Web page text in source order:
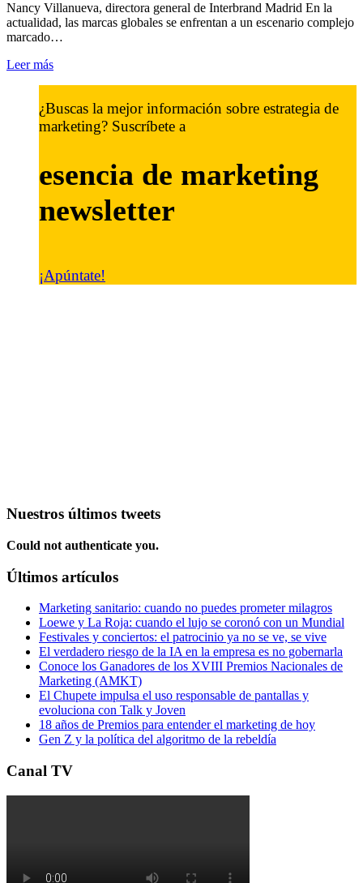
Nancy Villanueva, directora general de Interbrand Madrid En la
actualidad, las marcas globales se enfrentan a un escenario complejo
marcado…
Leer más
¿Buscas la mejor información sobre estrategia de
marketing? Suscríbete a
esencia de marketing
newsletter
¡Apúntate!
Nuestros últimos tweets
Could not authenticate you.
Últimos artículos
Marketing sanitario: cuando no puedes prometer milagros
Loewe y La Roja: cuando el lujo se coronó con un Mundial
Festivales y conciertos: el patrocinio ya no se ve, se vive
El verdadero riesgo de la IA en la empresa es no gobernarla
Conoce los Ganadores de los XVIII Premios Nacionales de
Marketing (AMKT)
El Chupete impulsa el uso responsable de pantallas y
evoluciona con Talk y Joven
18 años de Premios para entender el marketing de hoy
Gen Z y la política del algoritmo de la rebeldía
Canal TV